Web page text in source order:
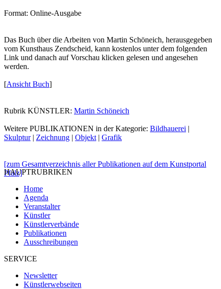
Format: Online-Ausgabe
Das Buch über die Arbeiten von Martin Schöneich, herausgegeben
vom Kunsthaus Zendscheid, kann kostenlos unter dem folgenden
Link und danach auf Vorschau klicken gelesen und angesehen
werden.
[Ansicht Buch]
Rubrik KÜNSTLER: Martin Schöneich
Weitere PUBLIKATIONEN in der Kategorie: Bildhauerei |
Skulptur| Zeichnung | Objekt | Grafik
[zum Gesamtverzeichnis aller Publikationen auf dem Kunstportal
Pfalz]
HAUPTRUBRIKEN
Home
Agenda
Veranstalter
Künstler
Künstlerverbände
Publikationen
Ausschreibungen
SERVICE
Newsletter
Künstlerwebseiten